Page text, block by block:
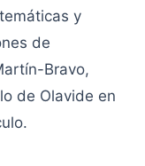
y
de
Bravo,
de Olavide en